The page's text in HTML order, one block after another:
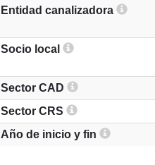
Entidad canalizadora
Socio local
Sector CAD
Sector CRS
Año de inicio y fin